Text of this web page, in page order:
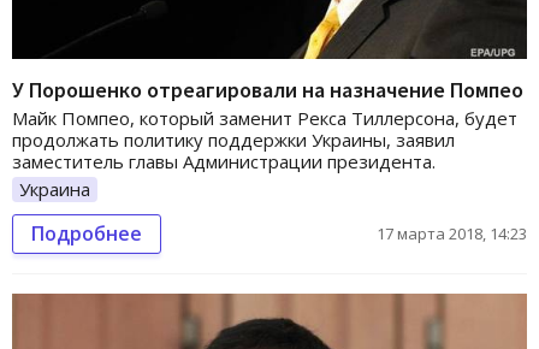
У Порошенко отреагировали на назначение Помпео
Майк Помпео, который заменит Рекса Тиллерсона, будет
продолжать политику поддержки Украины, заявил
заместитель главы Администрации президента.
Украина
Подробнее 17 марта 2018, 14:23